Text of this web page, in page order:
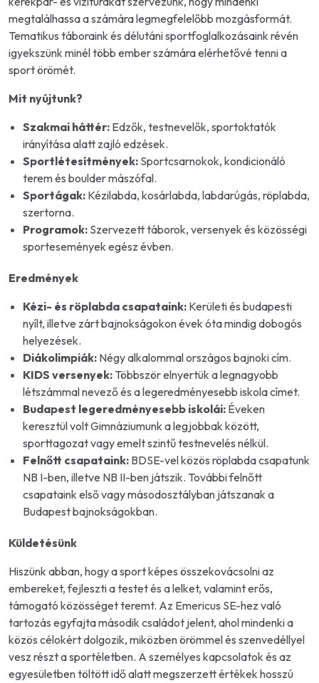
megtalálhassa a számára legmegfelelőbb mozgásformát.
Tematikus táboraink és délutáni sportfoglalkozásaink révén
igyekszünk minél több ember számára elérhetővé tenni a
sport örömét.
Mit nyújtunk?
Szakmai háttér: Edzők, testnevelők, sportoktatók
irányítása alatt zajló edzések.
Sportlétesítmények: Sportcsarnokok, kondicionáló
terem és boulder mászófal.
Sportágak: Kézilabda, kosárlabda, labdarúgás, röplabda,
szertorna.
Programok: Szervezett táborok, versenyek és közösségi
sportesemények egész évben.
Eredmények
Kézi- és röplabda csapataink: Kerületi és budapesti
nyílt, illetve zárt bajnokságokon évek óta mindig dobogós
helyezések.
Diákolimpiák: Négy alkalommal országos bajnoki cím.
KIDS versenyek: Többször elnyertük a legnagyobb
létszámmal nevező és a legeredményesebb iskola címet.
Budapest legeredményesebb iskolái: Éveken
keresztül volt Gimnáziumunk a legjobbak között,
sporttagozat vagy emelt szintű testnevelés nélkül.
Felnőtt csapataink: BDSE-vel közös röplabda csapatunk
NB I-ben, illetve NB II-ben játszik. További felnőtt
csapataink első vagy másodosztályban játszanak a
Budapest bajnokságokban.
Küldetésünk
Hiszünk abban, hogy a sport képes összekovácsolni az
embereket, fejleszti a testet és a lelket, valamint erős,
támogató közösséget teremt. Az Emericus SE-hez való
tartozás egyfajta második családot jelent, ahol mindenki a
közös célokért dolgozik, miközben örömmel és szenvedéllyel
vesz részt a sportéletben. A személyes kapcsolatok és az
egyesületben töltött idő alatt megszerzett értékek hosszú